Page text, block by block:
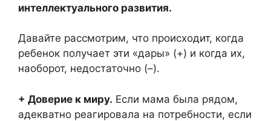
интеллектуального развития.
Давайте рассмотрим, что происходит, когда
ребенок получает эти «дары» (+) и когда их,
наоборот, недостаточно (–).
+ Доверие к миру. Если мама была рядом,
адекватно реагировала на потребности, если